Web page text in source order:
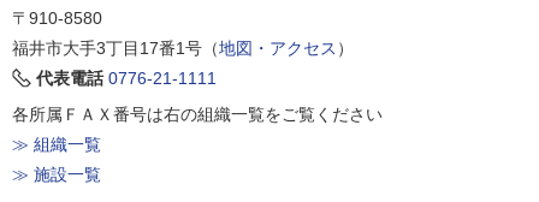
〒910-8580
福井市大手3丁目17番1号（地図・アクセス ）
代表電話 0776-21-1111
各所属ＦＡＸ番号は右の組織一覧をご覧ください
≫ 組織一覧
≫ 施設一覧